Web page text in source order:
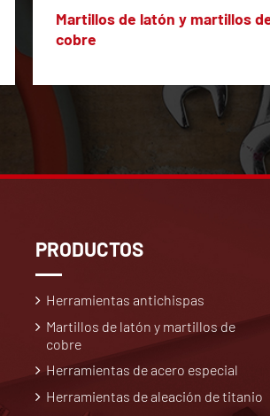
Martillos de latón y martillos
cobre
PRODUCTOS
Herramientas antichispas
Martillos de latón y martillos de
cobre
Herramientas de acero especial
Herramientas de aleación de titanio